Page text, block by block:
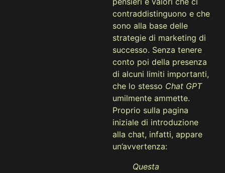
contraddistinguono e che
sono alla base delle
strategie di marketing di
successo. Senza tenere
conto poi della presenza
di alcuni limiti importanti,
che lo stesso Chat GPT
umilmente ammette.
Proprio sulla pagina
iniziale di introduzione
alla chat, infatti, appare
un’avvertenza:
Questa